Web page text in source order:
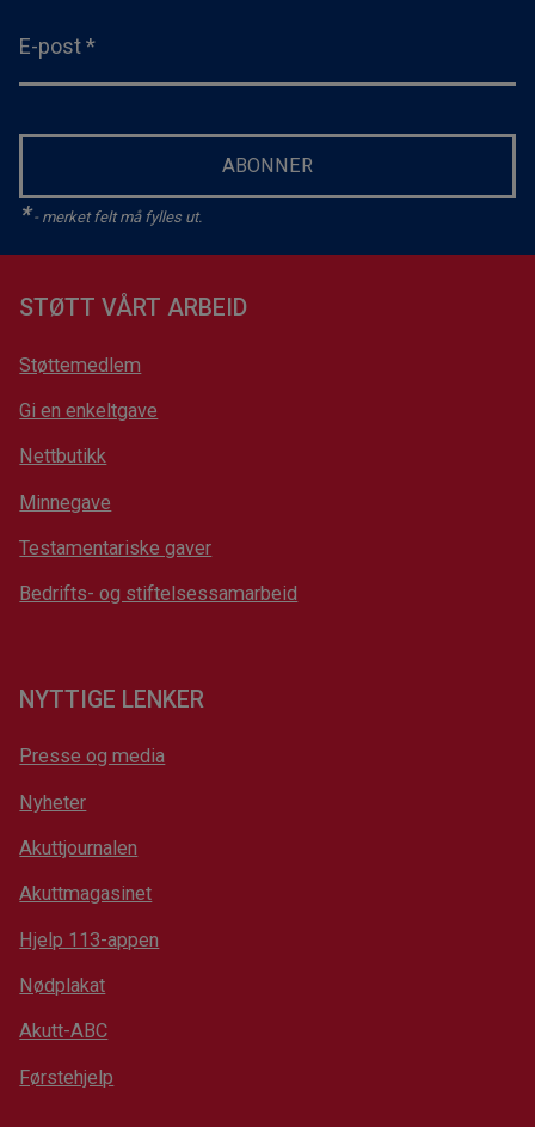
E-post *
ABONNER
*- merket felt må fylles ut.
STØTT VÅRT ARBEID
Støttemedlem
Gi en enkeltgave
Nettbutikk
Minnegave
Testamentariske gaver
Bedrifts- og stiftelsessamarbeid
NYTTIGE LENKER
Presse og media
Nyheter
Akuttjournalen
Akuttmagasinet
Hjelp 113-appen
Nødplakat
Akutt-ABC
Førstehjelp